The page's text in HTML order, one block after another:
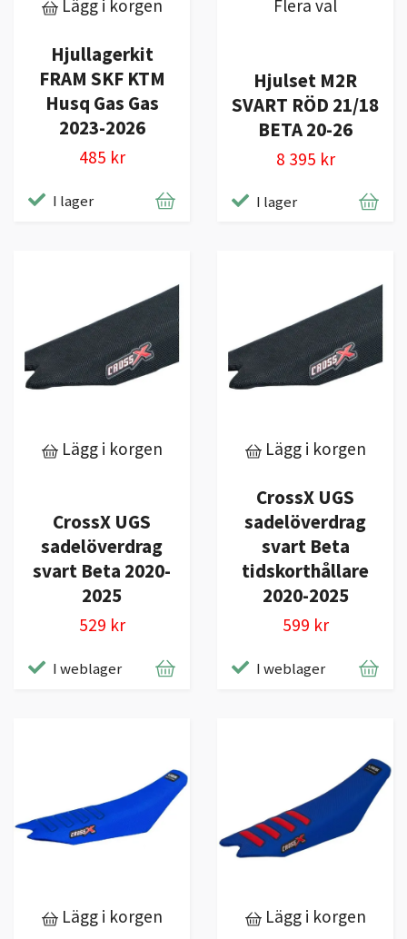
Lägg i korgen
Hjullagerkit
FRAM SKF KTM
Husq Gas Gas
2023-2026
485 kr
I lager
Flera val
Hjulset M2R
SVART RÖD 21/18
BETA 20-26
8 395 kr
I lager
Lägg i korgen
CrossX UGS
sadelöverdrag
svart Beta 2020-
2025
529 kr
I weblager
Lägg i korgen
CrossX UGS
sadelöverdrag
svart Beta
tidskorthållare
2020-2025
599 kr
I weblager
Lägg i korgen Lägg i korgen